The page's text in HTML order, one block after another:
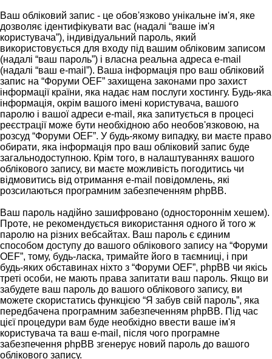
Ваш обліковий запис - це обов'язково унікальне ім'я, яке
дозволяє ідентифікувати вас (надалі “ваше ім'я
користувача”), індивідуальний пароль, який
використовується для входу під вашим обліковим записом
(надалі “ваш пароль”) і власна реальна адреса e-mail
(надалі “ваш e-mail”). Ваша інформація про ваш обліковий
запис на “Форуми OEF” захищена законами про захист
інформації країни, яка надає нам послуги хостингу. Будь-яка
інформація, окрім вашого імені користувача, вашого
паролю і вашої адреси e-mail, яка запитується в процесі
реєстрації може бути необхідною або необов'язковою, на
розсуд “Форуми OEF”. У будь-якому випадку, ви маєте право
обирати, яка інформація про ваш обліковий запис буде
загальнодоступною. Крім того, в налаштуваннях вашого
облікового запису, ви маєте можливість погодитись чи
відмовитись від отримання e-mail повідомлень, які
розсилаються програмним забезпеченням phpBB.
Ваш пароль надійно зашифровано (одностороннім хешем).
Проте, не рекомендується використання одного й того ж
паролю на різних вебсайтах. Ваш пароль є єдиним
способом доступу до вашого облікового запису на “Форуми
OEF”, тому, будь-ласка, тримайте його в таємниці, і при
будь-яких обставинах ніхто з “Форуми OEF”, phpBB чи якісь
треті особи, не мають права запитати ваш пароль. Якщо ви
забудете ваш пароль до вашого облікового запису, ви
можете скористатись функцією “Я забув свій пароль”, яка
передбачена програмним забезпеченням phpBB. Під час
цієї процедури вам буде необхідно ввести ваше ім'я
користувача та ваш e-mail, після чого програмне
забезпечення phpBB згенерує новий пароль до вашого
облікового запису.